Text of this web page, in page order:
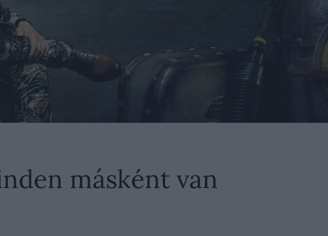
másként van